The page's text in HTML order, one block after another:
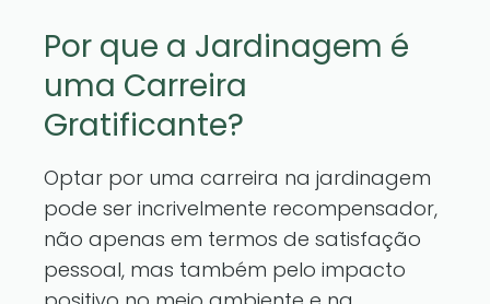
Por que a Jardinagem é
uma Carreira
Gratificante?
Optar por uma carreira na jardinagem
pode ser incrivelmente recompensador,
não apenas em termos de satisfação
pessoal, mas também pelo impacto